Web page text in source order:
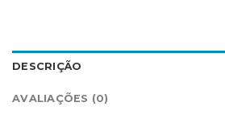
DESCRIÇÃO
AVALIAÇÕES (0)